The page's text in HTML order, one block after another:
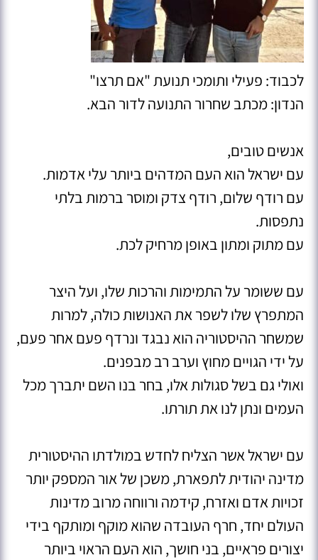
לכבוד: פעילי ותומכי תנועת "אם תרצו"
הנדון: מכתב שחרור התנועה לדור הבא.
אנשים טובים,
עם ישראל הוא העם המדהים ביותר עלי אדמות.
עם רודף שלום, רודף צדק ומוסר ברמות בלתי
נתפסות.
עם מתוק ומתון באופן מרחיק לכת.
עם ששומר על התמימות והרכות שלו, ועל היצר
המתפרץ שלו לשפר את האנושות כולה, למרות
שמשחר ההיסטוריה הוא נבגד ונרדף פעם אחר פעם,
על ידי הגויים מחוץ וערב רב מבפנים.
ואולי גם בשל סגולות אלו, בחר בנו השם יתברך מכל
העמים ונתן לנו את תורתו.
עם ישראל אשר הצליח לחדש במולדתו ההיסטורית
מדינה יהודית לתפארת, משכן של אור המספק יותר
זכויות אדם ואזרח, קידמה ורווחה מרוב מדינות
העולם יחד, חרף העובדה שהוא מוקף ומותקף בידי
יצורים פראיים, בני חושך, הוא העם הראוי ביותר